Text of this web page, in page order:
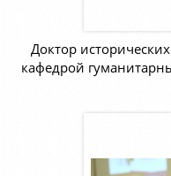
Доктор
кафедрой